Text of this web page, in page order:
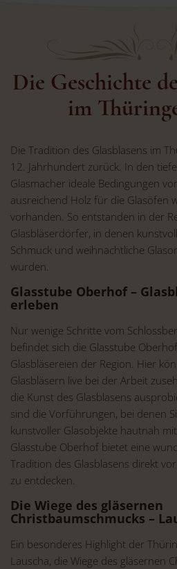
Die Geschichte
im
Die Tradition des Glasblasens im
12. Jahrhundert zurück. In den
Glasmacher ideale Bedingungen
ausreichend Holz für die Glasöfen
vorhanden. So entstanden in der
Glasbläserdörfer, in denen
Schmuck und weihnachtliche
wurden.
Glasstube Oberhof –
erleben
Nur wenige Schritte vom
befindet sich die Glasstube
Glasbläsereien der Region. Hier
Glasbläsern live bei der Arbeit
die Kunst des Glasblasens
sind die Vorführungen, bei denen
kunstvoller Glasobjekte hautnah
Glasstube Oberhof bietet eine
Tradition des Glasblasens direkt
zu entdecken.
Die Wiege des gläsernen
Christbaumschmucks –
Ein besonderes Highlight der
Lauscha, die Wiege des gläsernen